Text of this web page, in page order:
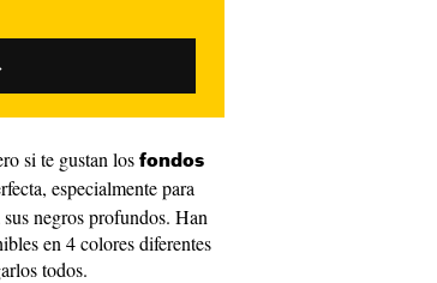
si te gustan los fondos
especialmente para
negros profundos. Han
en 4 colores diferentes
todos.